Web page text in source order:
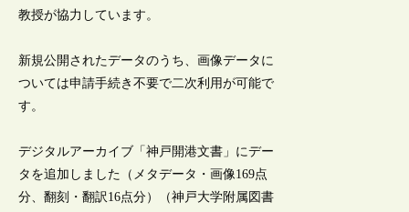
教授が協力しています。
新規公開されたデータのうち、画像データに
ついては申請手続き不要で二次利用が可能で
す。
デジタルアーカイブ「神戸開港文書」にデー
タを追加しました（メタデータ・画像169点
分、翻刻・翻訳16点分）（神戸大学附属図書